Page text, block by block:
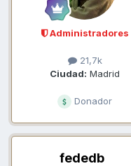
Administradores
21,7k
Ciudad: Madrid
Donador
fededb